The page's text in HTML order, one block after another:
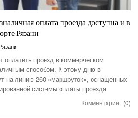
оплата проезда доступна и в
Рязани
оплатить проезд в коммерческом
способом. К этому дню в
на линию 260 «маршруток», оснащенных
системы оплаты проезда
Комментарии: (0)